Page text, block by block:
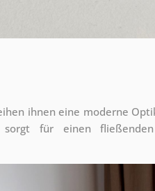
ihnen eine moderne
sorgt für einen